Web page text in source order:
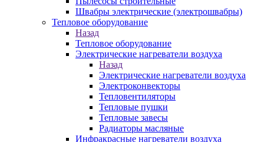
Швабры электрические (электрошвабры)
Тепловое оборудование
Назад
Тепловое оборудование
Электрические нагреватели воздуха
Назад
Электрические нагреватели воздуха
Электроконвекторы
Тепловентиляторы
Тепловые пушки
Тепловые завесы
Радиаторы масляные
Инфракрасные нагреватели воздуха